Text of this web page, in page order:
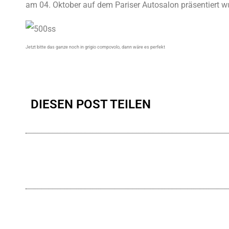
am 04. Oktober auf dem Pariser Autosalon präsentiert
Jetzt bitte das ganze noch in grigio compovolo, dann wäre es perfekt
DIESEN POST TEILEN